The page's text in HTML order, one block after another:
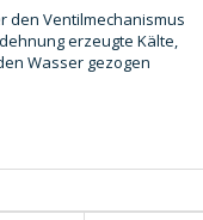
den Ventilmechanismus
erzeugte Kälte,
Wasser gezogen